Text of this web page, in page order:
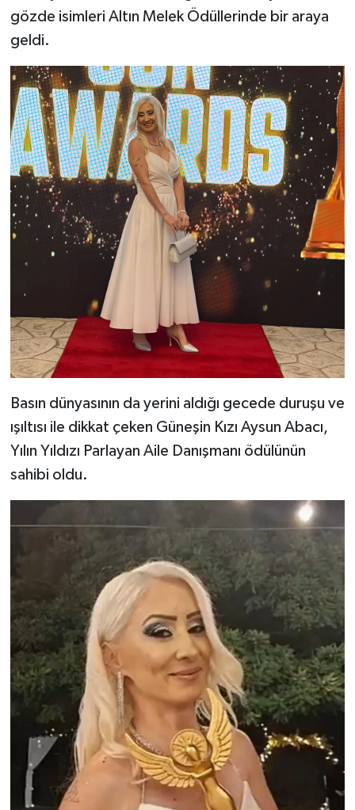
gözde isimleri Altın Melek Ödüllerinde bir araya
geldi.
Basın dünyasının da yerini aldığı gecede duruşu ve
ışıltısı ile dikkat çeken Güneşin Kızı Aysun Abacı,
Yılın Yıldızı Parlayan Aile Danışmanı ödülünün
sahibi oldu.